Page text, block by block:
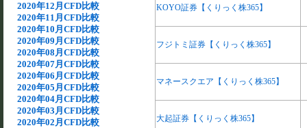
2020年12月CFD比較
2020年11月CFD比較
2020年10月CFD比較
2020年09月CFD比較
2020年08月CFD比較
2020年07月CFD比較
2020年06月CFD比較
2020年05月CFD比較
2020年04月CFD比較
2020年03月CFD比較
2020年02月CFD比較
KOYO証券【くりっく株365】
フジトミ証券【くりっく株365】
マネースクエア【くりっく株365】
大起証券【くりっく株365】